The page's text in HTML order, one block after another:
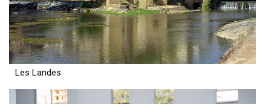
Les Landes